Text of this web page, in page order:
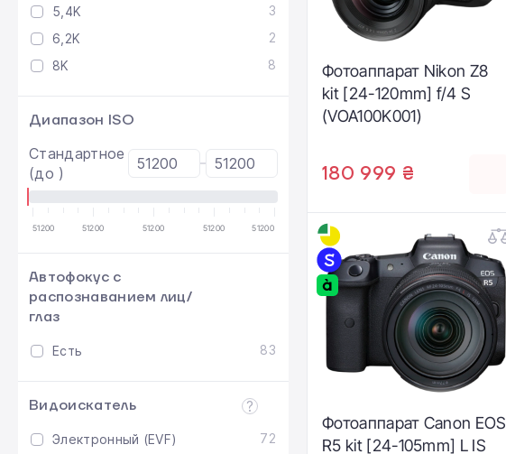
5,4K
3
6,2K
2
8K
8
Диапазон ISO
Стандартное
(до )
51200 51200 51200 51200 51200
Автофокус с
распознаванием лиц/
глаз
Есть 83
Видоискатель
Электронный (EVF)
72
Фотоаппарат Nikon Z8
kit [24-120mm] f/4 S
(VOA100K001)
180 999 ₴
Фотоаппарат Canon EOS
R5 kit [24-105mm] L IS